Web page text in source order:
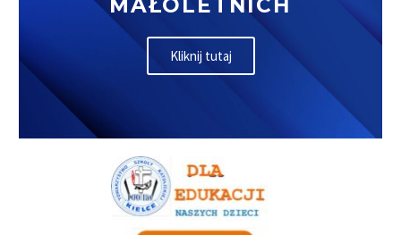
MAŁOLETNICH
Kliknij tutaj